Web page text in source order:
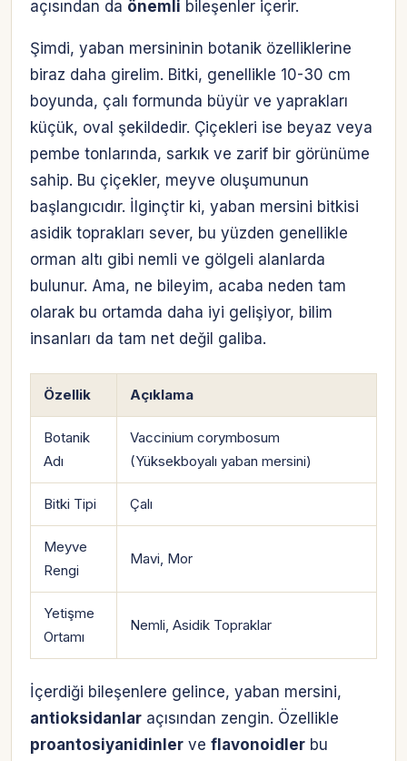
açısından da önemli bileşenler içerir.
Şimdi, yaban mersininin botanik özelliklerine
biraz daha girelim. Bitki, genellikle 10-30 cm
boyunda, çalı formunda büyür ve yaprakları
küçük, oval şekildedir. Çiçekleri ise beyaz veya
pembe tonlarında, sarkık ve zarif bir görünüme
sahip. Bu çiçekler, meyve oluşumunun
başlangıcıdır. İlginçtir ki, yaban mersini bitkisi
asidik toprakları sever, bu yüzden genellikle
orman altı gibi nemli ve gölgeli alanlarda
bulunur. Ama, ne bileyim, acaba neden tam
olarak bu ortamda daha iyi gelişiyor, bilim
insanları da tam net değil galiba.
Özellik Açıklama
Botanik
Adı
Vaccinium corymbosum
(Yüksekboyalı yaban mersini)
Bitki Tipi Çalı
Meyve
Rengi
Mavi, Mor
Yetişme
Ortamı
Nemli, Asidik Topraklar
İçerdiği bileşenlere gelince, yaban mersini,
antioksidanlar açısından zengin. Özellikle
proantosiyanidinler ve flavonoidler bu